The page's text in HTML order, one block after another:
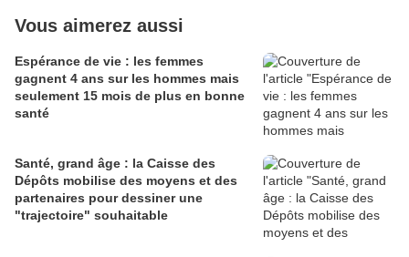
Vous aimerez aussi
Espérance de vie : les femmes
gagnent 4 ans sur les hommes mais
seulement 15 mois de plus en bonne
santé
Santé, grand âge : la Caisse des
Dépôts mobilise des moyens et des
partenaires pour dessiner une
"trajectoire" souhaitable